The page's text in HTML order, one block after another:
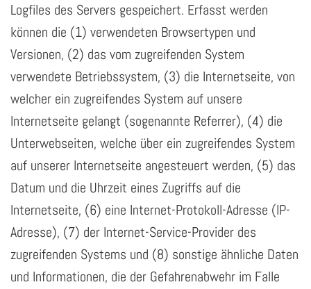
Logfiles des Servers gespeichert. Erfasst werden
können die (1) verwendeten Browsertypen und
Versionen, (2) das vom zugreifenden System
verwendete Betriebssystem, (3) die Internetseite, von
welcher ein zugreifendes System auf unsere
Internetseite gelangt (sogenannte Referrer), (4) die
Unterwebseiten, welche über ein zugreifendes System
auf unserer Internetseite angesteuert werden, (5) das
Datum und die Uhrzeit eines Zugriffs auf die
Internetseite, (6) eine Internet-Protokoll-Adresse (IP-
Adresse), (7) der Internet-Service-Provider des
zugreifenden Systems und (8) sonstige ähnliche Daten
und Informationen, die der Gefahrenabwehr im Falle